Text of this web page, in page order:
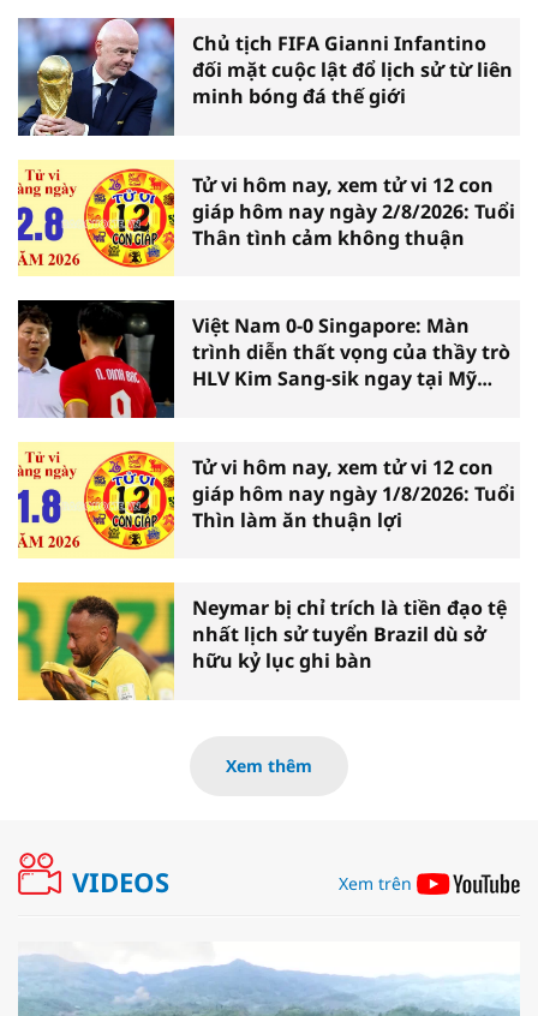
Chủ tịch FIFA Gianni Infantino
đối mặt cuộc lật đổ lịch sử từ liên
minh bóng đá thế giới
Tử vi hôm nay, xem tử vi 12 con
giáp hôm nay ngày 2/8/2026: Tuổi
Thân tình cảm không thuận
Việt Nam 0-0 Singapore: Màn
trình diễn thất vọng của thầy trò
HLV Kim Sang-sik ngay tại Mỹ
Tử vi hôm nay, xem tử vi 12 con
giáp hôm nay ngày 1/8/2026: Tuổi
Thìn làm ăn thuận lợi
Neymar bị chỉ trích là tiền đạo tệ
nhất lịch sử tuyển Brazil dù sở
hữu kỷ lục ghi bàn
Xem thêm
VIDEOS Xem trên